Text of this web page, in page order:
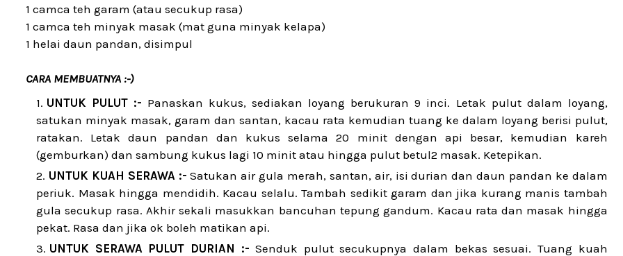
1 camca teh garam (atau secukup rasa)
1 camca teh minyak masak (mat guna minyak kelapa)
1 helai daun pandan, disimpul
CARA MEMBUATNYA :-)
UNTUK PULUT :- Panaskan kukus, sediakan loyang berukuran 9 inci. Letak pulut dalam loyang,
satukan minyak masak, garam dan santan, kacau rata kemudian tuang ke dalam loyang berisi pulut,
ratakan. Letak daun pandan dan kukus selama 20 minit dengan api besar, kemudian kareh
(gemburkan) dan sambung kukus lagi 10 minit atau hingga pulut betul2 masak. Ketepikan.
UNTUK KUAH SERAWA :- Satukan air gula merah, santan, air, isi durian dan daun pandan ke dalam
periuk. Masak hingga mendidih. Kacau selalu. Tambah sedikit garam dan jika kurang manis tambah
gula secukup rasa. Akhir sekali masukkan bancuhan tepung gandum. Kacau rata dan masak hingga
pekat. Rasa dan jika ok boleh matikan api.
UNTUK SERAWA PULUT DURIAN :- Senduk pulut secukupnya dalam bekas sesuai. Tuang kuah